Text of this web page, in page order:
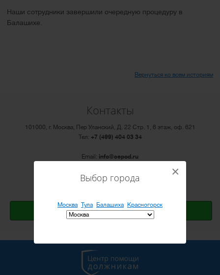
Выбор города
Москва Тула Балашиха Красногорск
×
Наши сотрудники завершили очередную процедуру в
Балашихе.
Вернуться ко всем историям
Контакты
101000, г. Москва, Пер Уланский, Д. 22 Стр. 1, 6 этаж, оф. 621
Тел: +7 (499) 404 03 34
Email: info@cepod.ru
Оставить заявку